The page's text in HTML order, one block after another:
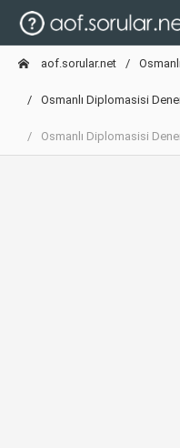
aof.sorular.net
Osmanlı Diplomasisi
Osmanlı Diplomasisi